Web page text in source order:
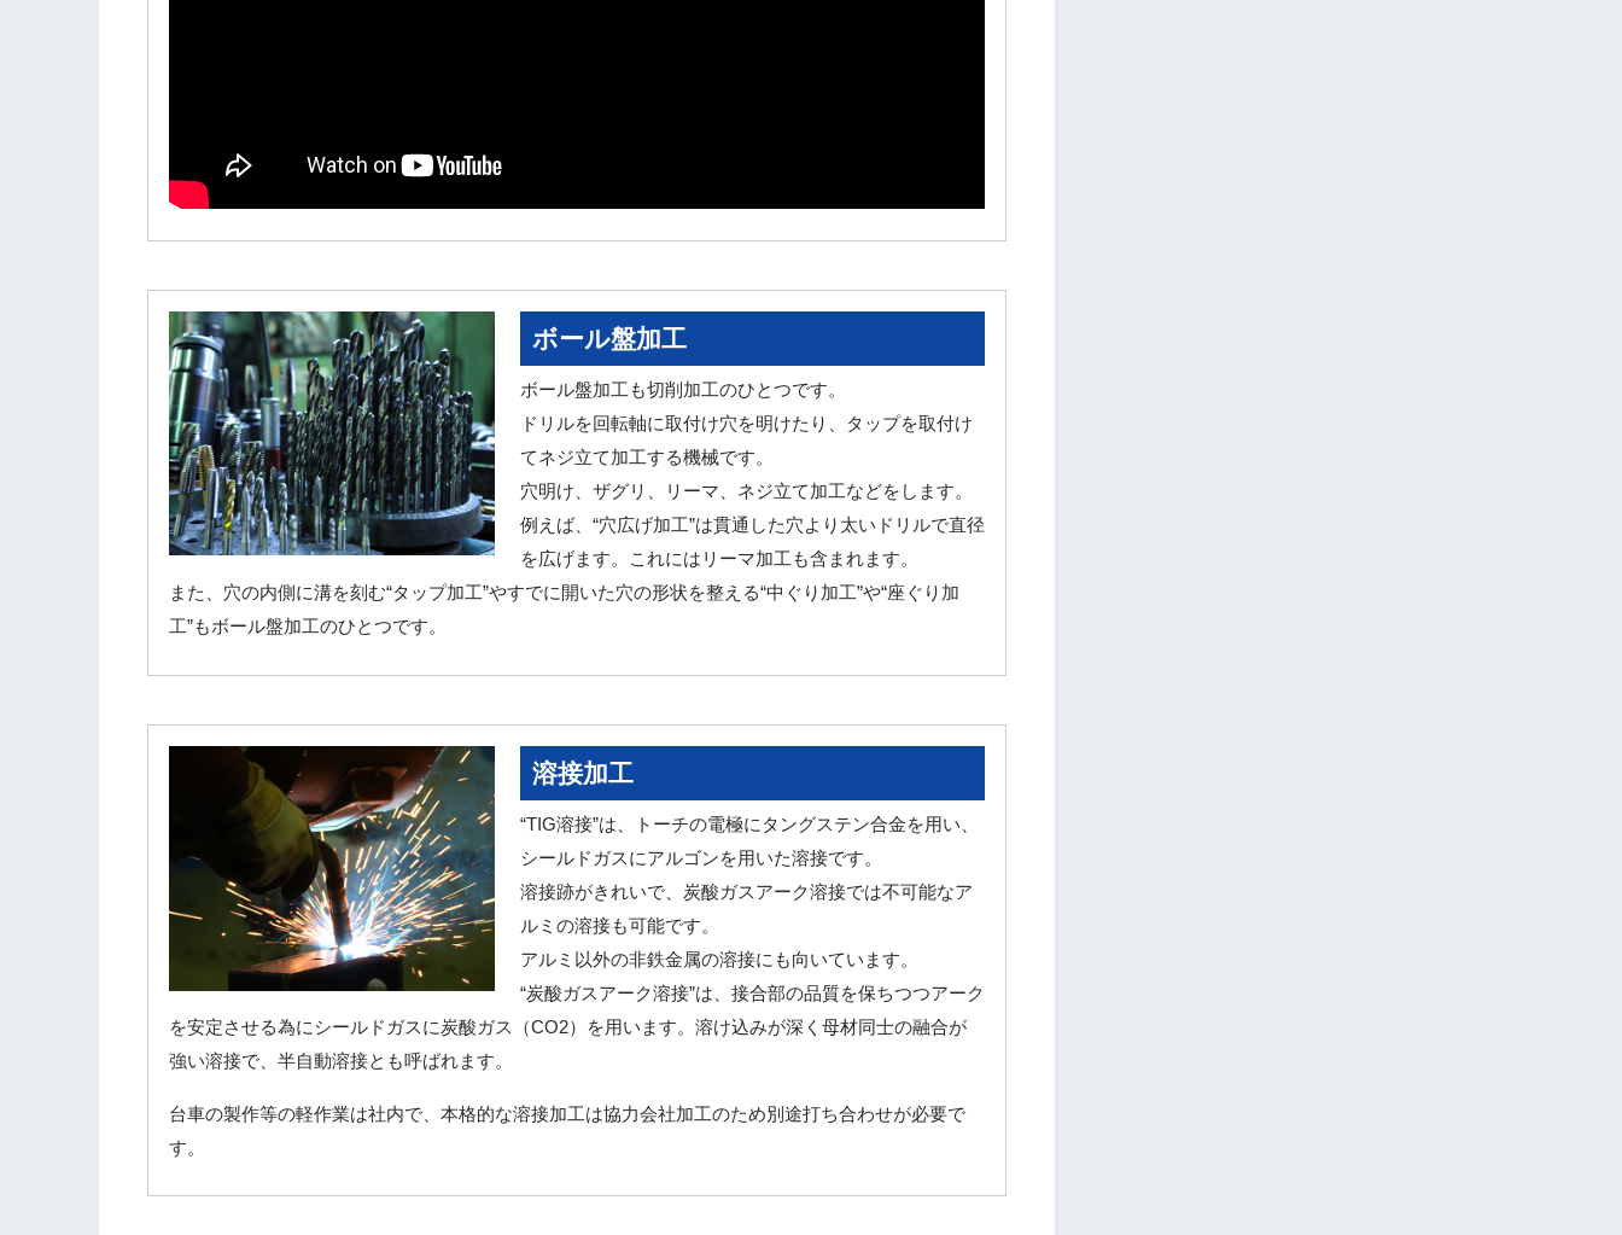
ボール盤加工
ボール盤加工も切削加工のひとつです。
ドリルを回転軸に取付け穴を明けたり、タップを取付け
てネジ立て加工する機械です。
穴明け、ザグリ、リーマ、ネジ立て加工などをします。
例えば、“穴広げ加工”は貫通した穴より太いドリルで直径
を広げます。これにはリーマ加工も含まれます。
また、穴の内側に溝を刻む“タップ加工”やすでに開いた穴の形状を整える“中ぐり加工”や“座ぐり加
工”もボール盤加工のひとつです。
溶接加工
“TIG溶接”は、トーチの電極にタングステン合金を用い、
シールドガスにアルゴンを用いた溶接です。
溶接跡がきれいで、炭酸ガスアーク溶接では不可能なア
ルミの溶接も可能です。
アルミ以外の非鉄金属の溶接にも向いています。
“炭酸ガスアーク溶接”は、接合部の品質を保ちつつアーク
を安定させる為にシールドガスに炭酸ガス（CO2）を用います。溶け込みが深く母材同士の融合が
強い溶接で、半自動溶接とも呼ばれます。
台車の製作等の軽作業は社内で、本格的な溶接加工は協力会社加工のため別途打ち合わせが必要で
す。